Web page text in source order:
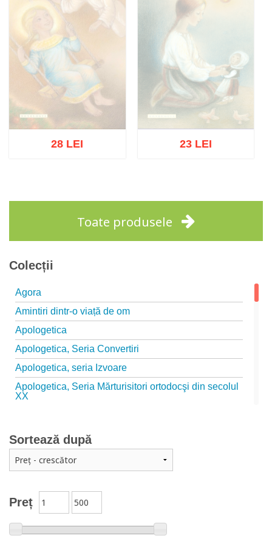
28 LEI 23 LEI
Toate produsele
Colecții
Agora
Amintiri dintr-o viață de om
Apologetica
Apologetica, Seria Convertiri
Apologetica, seria Izvoare
Apologetica, Seria Mărturisitori ortodocşi din secolul
XX
Arta creștină
Audio Book-uri
Biblia în actualitate
Biblioteca Paisiană – Seria Antologie psaltică
Biblioteca Paisiană – Seria Scrieri
Biblioteca Paisiana – Seria Studii
Preț
Sortează după